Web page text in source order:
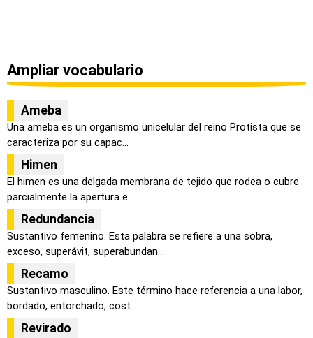
Ampliar vocabulario
Ameba
Una ameba es un organismo unicelular del reino Protista que se
caracteriza por su capac...
Himen
El himen es una delgada membrana de tejido que rodea o cubre
parcialmente la apertura e...
Redundancia
Sustantivo femenino. Esta palabra se refiere a una sobra,
exceso, superávit, superabundan...
Recamo
Sustantivo masculino. Este término hace referencia a una labor,
bordado, entorchado, cost...
Revirado